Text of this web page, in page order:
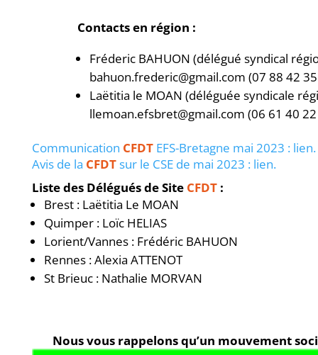
Contacts en région :
Fréderic BAHUON (délégué syndical
bahuon.frederic@gmail.com (07 88 42
Laëtitia le MOAN (déléguée syndicale
llemoan.efsbret@gmail.com (06 61 40
Communication CFDTEFS-Bretagne mai 2023 : lien.
Avis de la CFDTsur le CSE de mai 2023 : lien.
Liste des Délégués de Site CFDT:
Brest : Laëtitia Le MOAN
Quimper : Loïc HELIAS
Lorient/Vannes : Frédéric BAHUON
Rennes : Alexia ATTENOT
St Brieuc : Nathalie MORVAN
Nous vous rappelons qu’un mouvement